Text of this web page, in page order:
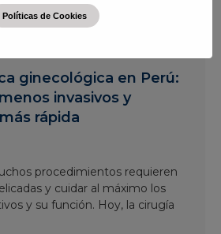
ginecológica en Perú:
invasivos y
rápida
procedimientos requieren
y cuidar al máximo los
y su función. Hoy, la cirugía
Políticas de Cookies